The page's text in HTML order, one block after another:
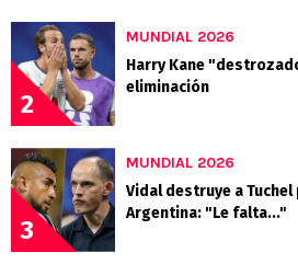
2
MUNDIAL 2026
Harry Kane
eliminación
3
MUNDIAL 2026
Vidal destruye a
Argentina: "Le falta..."